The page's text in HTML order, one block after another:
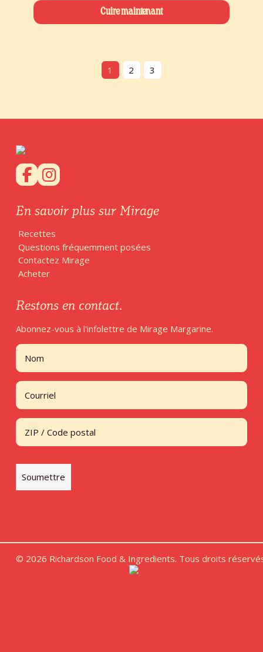
Cuire maintenant
1 2 3
En savoir plus sur Mirage
Recettes
Questions fréquemment posées
Contactez Mirage
Acheter
Restons en contact.
Abonnez-vous à l'infolettre de Mirage Margarine.
Nom
Prénom
Address
Courriel
Soumettre
© 2026 Richardson Food & Ingredients. Tous droits